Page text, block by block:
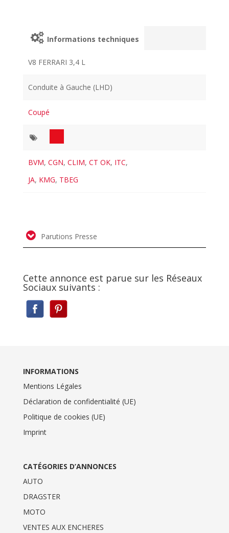
Informations techniques
V8 FERRARI 3,4 L
Conduite à Gauche (LHD)
Coupé
BVM,CGN,CLIM,CT OK, ITC,
JA, KMG, TBEG
Parutions Presse
Cette annonce est parue sur les Réseaux
Sociaux suivants :
INFORMATIONS
Mentions Légales
Déclaration de confidentialité (UE)
Politique de cookies (UE)
Imprint
CATÉGORIES D’ANNONCES
AUTO
DRAGSTER
MOTO
VENTES AUX ENCHERES